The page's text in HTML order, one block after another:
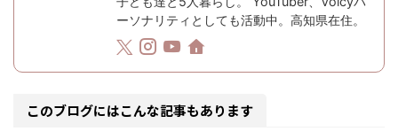
ーソナリティとしても活動中。高知県在住。
このブログにはこんな記事もあります